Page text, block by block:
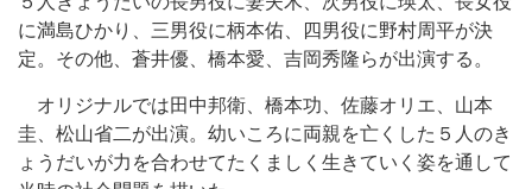
に満島ひかり、三男役に柄本佑、四男役に野村周平が決
定。その他、蒼井優、橋本愛、吉岡秀隆らが出演する。
オリジナルでは田中邦衛、橋本功、佐藤オリエ、山本
圭、松山省二が出演。幼いころに両親を亡くした５人のき
ょうだいが力を合わせてたくましく生きていく姿を通して